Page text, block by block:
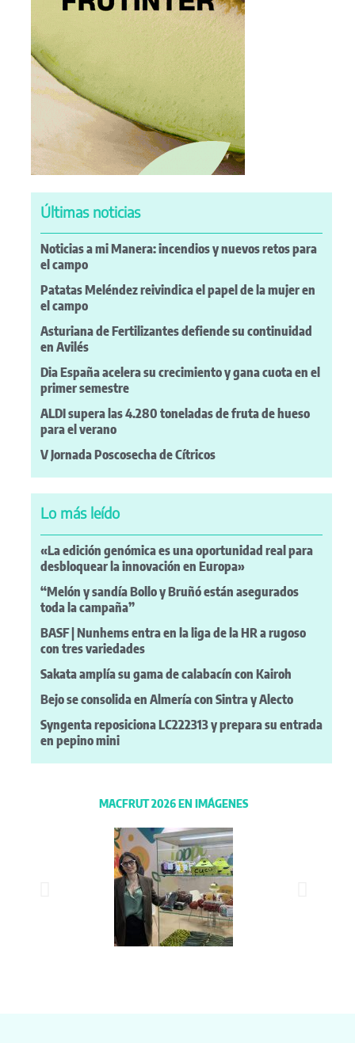
Últimas noticias
Noticias a mi Manera: incendios y nuevos retos para
el campo
Patatas Meléndez reivindica el papel de la mujer en
el campo
Asturiana de Fertilizantes defiende su continuidad
en Avilés
Dia España acelera su crecimiento y gana cuota en el
primer semestre
ALDI supera las 4.280 toneladas de fruta de hueso
para el verano
V Jornada Poscosecha de Cítricos
Lo más leído
«La edición genómica es una oportunidad real para
desbloquear la innovación en Europa»
“Melón y sandía Bollo y Bruñó están asegurados
toda la campaña”
BASF | Nunhems entra en la liga de la HR a rugoso
con tres variedades
Sakata amplía su gama de calabacín con Kairoh
Bejo se consolida en Almería con Sintra y Alecto
Syngenta reposiciona LC222313 y prepara su entrada
en pepino mini
MACFRUT 2026 EN IMÁGENES